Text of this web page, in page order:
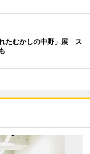
たむかしの中野」展 ス